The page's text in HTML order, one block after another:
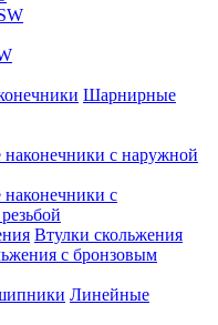
Шарнирные
с наружной
с
Втулки скольжения
с бронзовым
Линейные